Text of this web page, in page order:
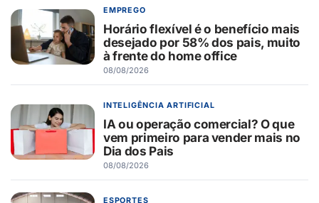
EMPREGO
Horário flexível é o benefício mais
desejado por 58% dos pais, muito
à frente do home office
08/08/2026
INTELIGÊNCIA ARTIFICIAL
IA ou operação comercial? O que
vem primeiro para vender mais no
Dia dos Pais
08/08/2026
ESPORTES